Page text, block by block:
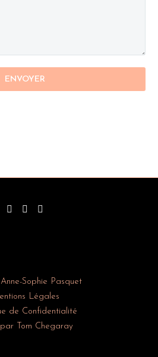
Sophie Pasquet
Légales
de Confidentialité
Tom Chegaray